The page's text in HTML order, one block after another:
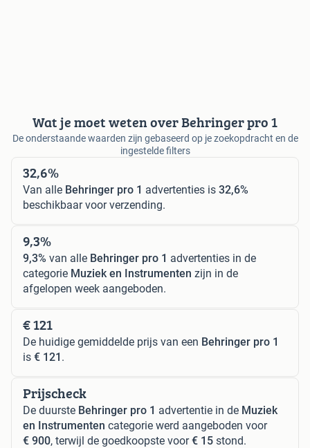
Wat je moet weten over Behringer pro 1
De onderstaande waarden zijn gebaseerd op je zoekopdracht en de
ingestelde filters
32,6%
Van alle Behringer pro 1 advertenties is 32,6%
beschikbaar voor verzending.
9,3%
9,3% van alle Behringer pro 1 advertenties in de
categorie Muziek en Instrumenten zijn in de
afgelopen week aangeboden.
€ 121
De huidige gemiddelde prijs van een Behringer pro 1
is € 121 .
Prijscheck
De duurste Behringer pro 1 advertentie in de Muziek
en Instrumenten categorie werd aangeboden voor
€ 900, terwijl de goedkoopste voor€ 15 stond.